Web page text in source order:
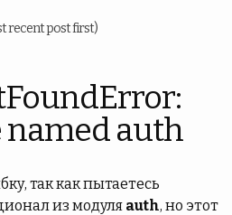
recent post first)
auth
так как пытаетесь
из модуля auth, но этот